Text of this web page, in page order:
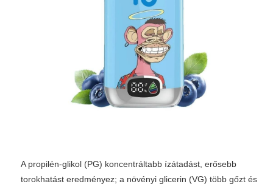
A propilén-glikol (PG) koncentráltabb ízátadást, erősebb
torokhatást eredményez; a növényi glicerin (VG) több gőzt és